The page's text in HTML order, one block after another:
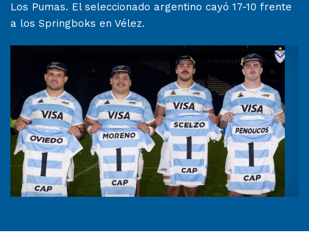
Los Pumas. El seleccionado argentino cayó 17-10 frente
a los Springboks en Vélez.